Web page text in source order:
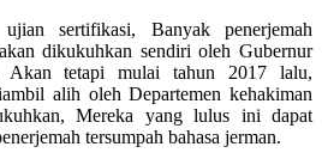
sertifikasi, Banyak penerjemah
dikukuhkan sendiri oleh Gubernur
tetapi mulai tahun 2017 lalu,
alih oleh Departemen kehakiman
Mereka yang lulus ini dapat
tersumpah bahasa jerman.